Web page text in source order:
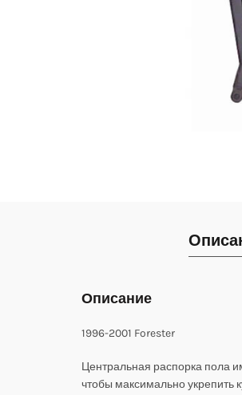
Описание
1996-2001 Forester
Центральная распорка пола
чтобы максимально укрепить